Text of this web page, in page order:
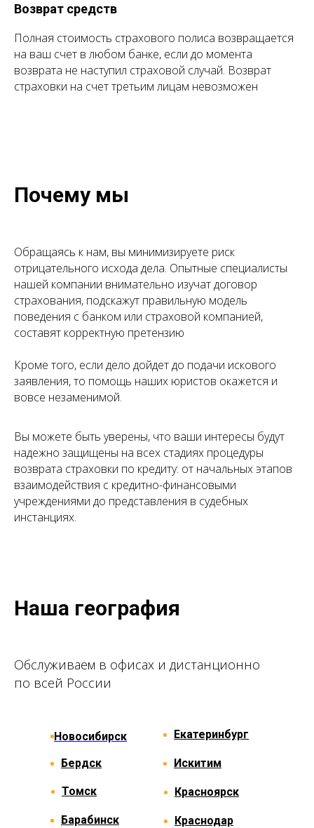
Возврат средств
Полная стоимость страхового полиса возвращается
на ваш счет в любом банке, если до момента
возврата не наступил страховой случай. Возврат
страховки на счет третьим лицам невозможен
Почему мы
Обращаясь к нам, вы минимизируете риск
отрицательного исхода дела. Опытные специалисты
нашей компании внимательно изучат договор
страхования, подскажут правильную модель
поведения с банком или страховой компанией,
составят корректную претензию
Кроме того, если дело дойдет до подачи искового
заявления, то помощь наших юристов окажется и
вовсе незаменимой.
Вы можете быть уверены, что ваши интересы будут
надежно защищены на всех стадиях процедуры
возврата страховки по кредиту: от начальных этапов
взаимодействия с кредитно-финансовыми
учреждениями до представления в судебных
инстанциях.
Наша география
Обслуживаем в офисах и дистанционно
по всей России
Новосибирск
Искитим
Бердск
Екатеринбург
Барабинск
Томск Красноярск
Краснодар